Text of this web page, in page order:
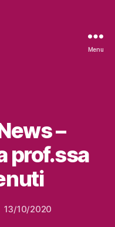
Menu
–
prof.ssa
13/10/2020